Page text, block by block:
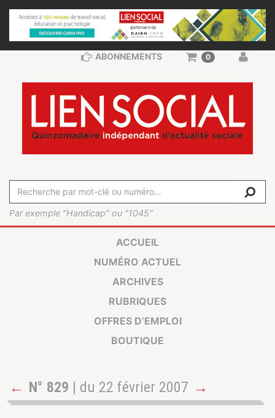
Par exemple "Handicap" ou "1045"
ABONNEMENTS 0
ACCUEIL
NUMÉRO ACTUEL
ARCHIVES
RUBRIQUES
OFFRES D’EMPLOI
BOUTIQUE
← N° 829 | du 22 février 2007 →